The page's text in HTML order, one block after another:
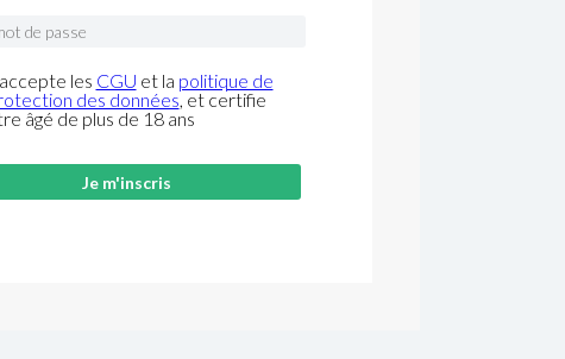
les CGU et la politique de
des données, et certifie
âgé de plus de 18 ans